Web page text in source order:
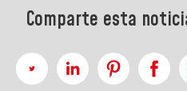
Comparte esta